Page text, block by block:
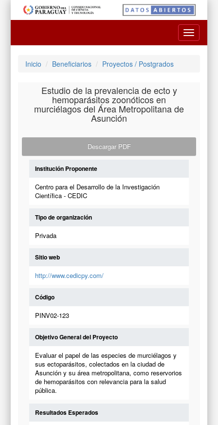
Toggle
Inicio Beneficiarios Proyectos / Postgrados
Estudio de la prevalencia de ecto y
hemoparásitos zoonóticos en
murciélagos del Área Metropolitana de
Asunción
Descargar PDF
Institución Proponente
Centro para el Desarrollo de la Investigación
Científica - CEDIC
Tipo de organización
Privada
Sitio web
http://www.cedicpy.com/
Código
PINV02-123
Objetivo General del Proyecto
Evaluar el papel de las especies de murciélagos y
sus ectoparásitos, colectados en la ciudad de
Asunción y su área metropolitana, como reservorios
de hemoparásitos con relevancia para la salud
pública.
Resultados Esperados